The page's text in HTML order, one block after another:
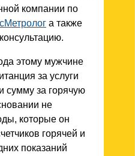
компании по
а также
этому мужчине
за услуги
сумму за горячую
не
которые он
горячей и
показаний